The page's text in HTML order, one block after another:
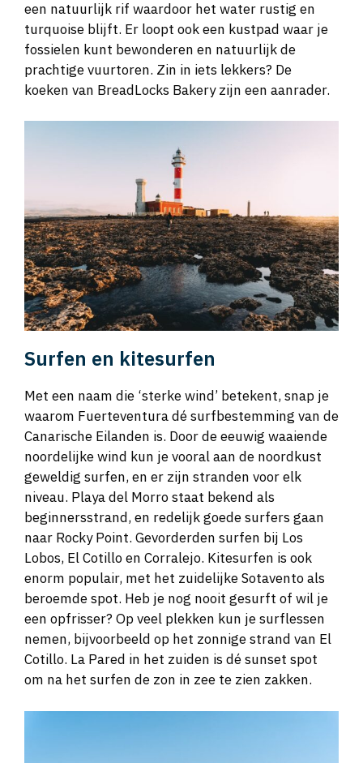
een natuurlijk rif waardoor het water rustig en
turquoise blijft. Er loopt ook een kustpad waar je
fossielen kunt bewonderen en natuurlijk de
prachtige vuurtoren. Zin in iets lekkers? De
koeken van BreadLocks Bakery zijn een aanrader.
Surfen en kitesurfen
Met een naam die ‘sterke wind’ betekent, snap je
waarom Fuerteventura dé surfbestemming van de
Canarische Eilanden is. Door de eeuwig waaiende
noordelijke wind kun je vooral aan de noordkust
geweldig surfen, en er zijn stranden voor elk
niveau. Playa del Morro staat bekend als
beginnersstrand, en redelijk goede surfers gaan
naar Rocky Point. Gevorderden surfen bij Los
Lobos, El Cotillo en Corralejo. Kitesurfen is ook
enorm populair, met het zuidelijke Sotavento als
beroemde spot. Heb je nog nooit gesurft of wil je
een opfrisser? Op veel plekken kun je surflessen
nemen, bijvoorbeeld op het zonnige strand van El
Cotillo. La Pared in het zuiden is dé sunset spot
om na het surfen de zon in zee te zien zakken.